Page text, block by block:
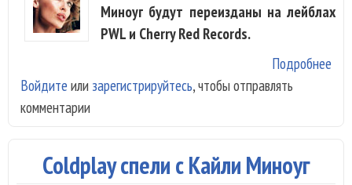
Миноуг будут переизданы на лейблах
PWL и Cherry Red Records.
Подробнее
Войдите или зарегистрируйтесь, чтобы отправлять
комментарии
Coldplay спели с Кайли Миноуг